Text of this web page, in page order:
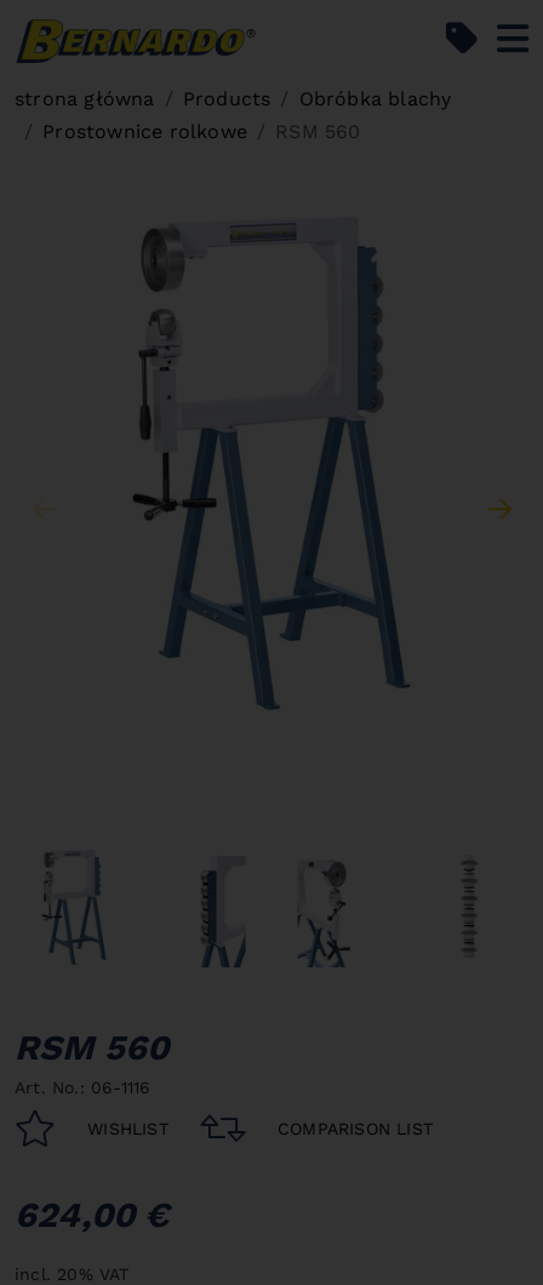
strona główna Products
Obróbka blachy
Prostownice rolkowe
RSM 560
RSM 560
Art. No.: 06-1116
WISHLIST COMPARISON LIST
624,00 €
incl. 20% VAT